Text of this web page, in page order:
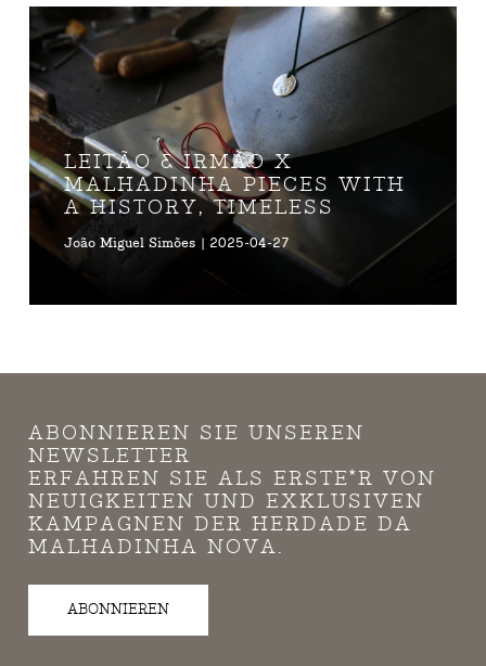
LEITÃO & IRMÃO X
MALHADINHA PIECES WITH
A HISTORY, TIMELESS
João Miguel Simões | 2025-04-27
ABONNIEREN SIE UNSEREN
NEWSLETTER
ERFAHREN SIE ALS ERSTE*R VON
NEUIGKEITEN UND EXKLUSIVEN
KAMPAGNEN DER HERDADE DA
MALHADINHA NOVA.
ABONNIEREN